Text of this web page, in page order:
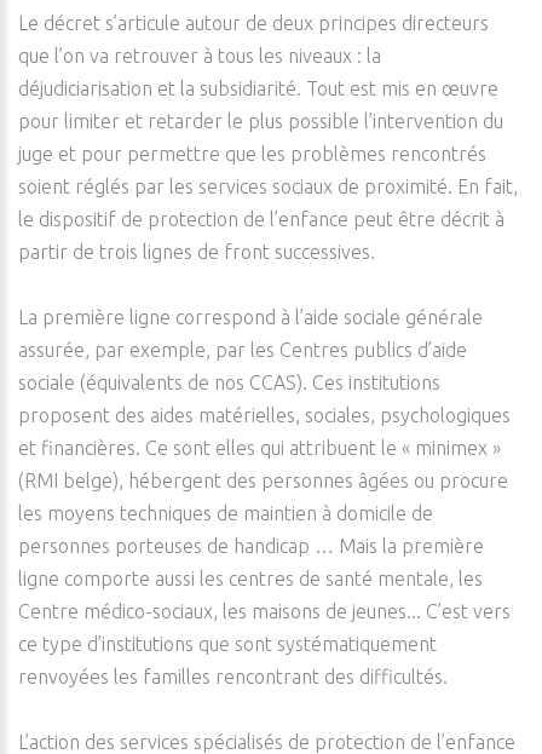
Le décret s’articule autour de deux principes directeurs
que l’on va retrouver à tous les niveaux : la
déjudiciarisation et la subsidiarité. Tout est mis en œuvre
pour limiter et retarder le plus possible l’intervention du
juge et pour permettre que les problèmes rencontrés
soient réglés par les services sociaux de proximité. En fait,
le dispositif de protection de l’enfance peut être décrit à
partir de trois lignes de front successives.
La première ligne correspond à l’aide sociale générale
assurée, par exemple, par les Centres publics d’aide
sociale (équivalents de nos CCAS). Ces institutions
proposent des aides matérielles, sociales, psychologiques
et financières. Ce sont elles qui attribuent le « minimex »
(RMI belge), hébergent des personnes âgées ou procure
les moyens techniques de maintien à domicile de
personnes porteuses de handicap … Mais la première
ligne comporte aussi les centres de santé mentale, les
Centre médico-sociaux, les maisons de jeunes... C’est vers
ce type d’institutions que sont systématiquement
renvoyées les familles rencontrant des difficultés.
L’action des services spécialisés de protection de l’enfance